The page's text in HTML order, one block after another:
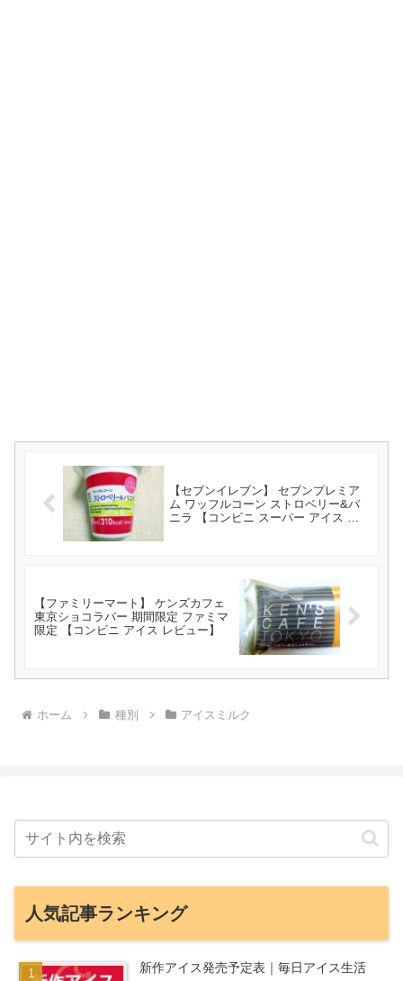
【セブンイレブン】 セブンプレミア
ム ワッフルコーン ストロベリー&バ
ニラ 【コンビニ スーパー アイス レ
【ファミリーマート】 ケンズカフェ
東京ショコラバー 期間限定 ファミマ
限定 【コンビニ アイス レビュー】
ホーム 種別 アイスミルク
人気記事ランキング
新作アイス発売予定表｜毎日アイス生活